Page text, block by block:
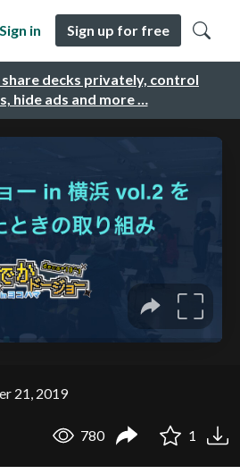
decks privately, control
hide ads and more …
Sign in Sign up for free
21, 2019
780 1